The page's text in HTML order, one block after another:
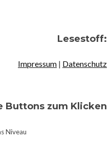
Lesestoff:
Impressum | Datenschutz
Buttons zum Klicken
Niveau